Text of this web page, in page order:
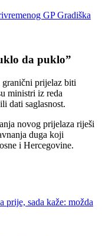
GP Gradiška
da puklo”
prijelaz biti
ministri iz reda
dati saglasnost.
novog prijelaza riješi
duga koji
i Hercegovine.
prije, sada kaže: možda